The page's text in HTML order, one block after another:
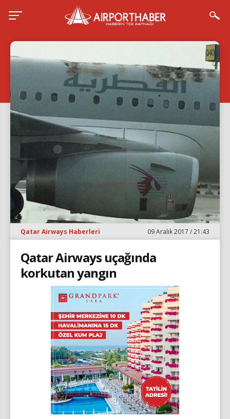
Qatar Airways Haberleri 09 Aralık 2017 / 21:43
Qatar Airways uçağında
korkutan yangın